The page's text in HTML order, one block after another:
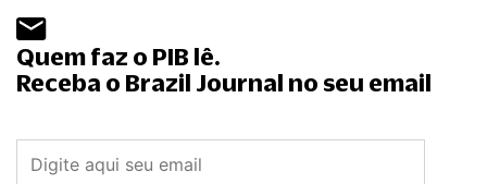
Quem faz o PIB lê.
Receba o Brazil Journal no seu email